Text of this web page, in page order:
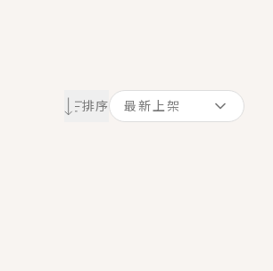
他居然還後悔了？
排序 最新上架